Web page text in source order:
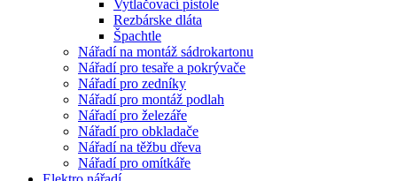
Vytlačovací pistole
Rezbárske dláta
Špachtle
Nářadí na montáž sádrokartonu
Nářadí pro tesaře a pokrývače
Nářadí pro zedníky
Nářadí pro montáž podlah
Nářadí pro železáře
Nářadí pro obkladače
Nářadí na těžbu dřeva
Nářadí pro omítkáře